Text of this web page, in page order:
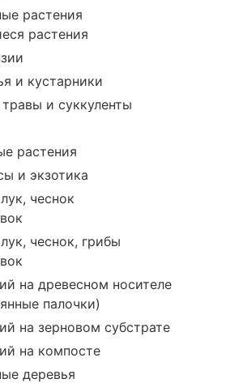
растения
растения
и кустарники
и суккуленты
растения
и экзотика
чеснок
чеснок, грибы
на древесном носителе
палочки)
на зерновом субстрате
на компосте
деревья